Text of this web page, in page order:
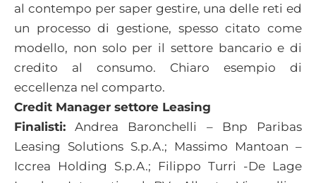
al contempo per saper gestire, una delle reti ed
un processo di gestione, spesso citato come
modello, non solo per il settore bancario e di
credito al consumo. Chiaro esempio di
eccellenza nel comparto.
Credit Manager settore Leasing
Finalisti: Andrea Baronchelli – Bnp Paribas
Leasing Solutions S.p.A.; Massimo Mantoan –
Iccrea Holding S.p.A.; Filippo Turri -De Lage